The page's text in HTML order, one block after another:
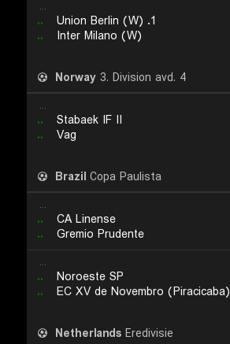
...
.. 1. Union Berlin (W)
.. Inter Milano (W)
Norway 3. Division avd. 4
...
.. Stabaek IF II
.. Vag
Brazil Copa Paulista
...
.. CA Linense
.. Gremio Prudente
...
.. Noroeste SP
.. EC XV de Novembro (Piracicaba)
Netherlands Eredivisie